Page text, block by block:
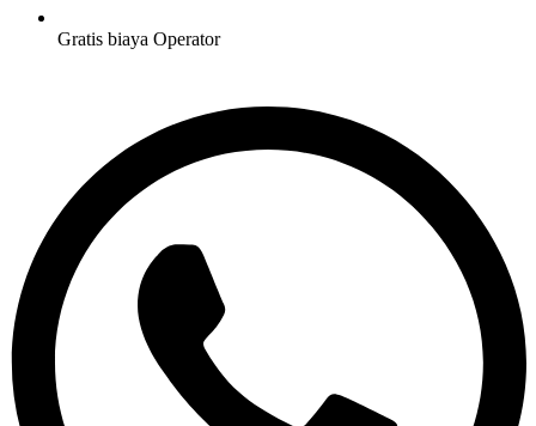
Gratis biaya Operator